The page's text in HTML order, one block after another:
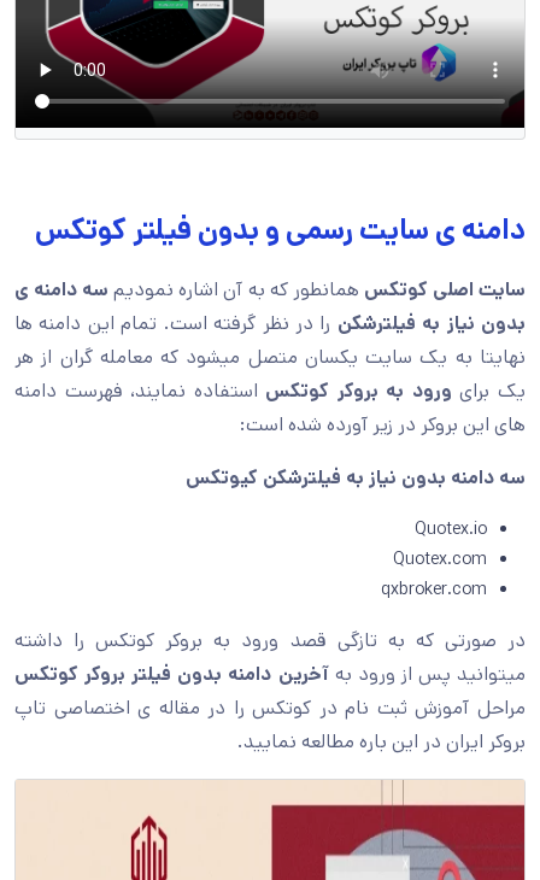
دامنه ی سایت رسمی و بدون فیلتر کوتکس
سایت اصلی کوتکس همانطور که به آن اشاره نمودیم سه دامنه ی
بدون نیاز به فیلترشکن را در نظر گرفته است. تمام این دامنه ها
نهایتا به یک سایت یکسان متصل میشود که معامله گران از هر
یک برای ورود به بروکر کوتکس استفاده نمایند، فهرست دامنه
های این بروکر در زیر آورده شده است:
سه دامنه بدون نیاز به فیلترشکن کیوتکس
Quotex.io
Quotex.com
qxbroker.com
در صورتی که به تازگی قصد ورود به بروکر کوتکس را داشته
میتوانید پس از ورود بهآخرین دامنه بدون فیلتر بروکر کوتکس
مراحل آموزش ثبت نام در کوتکس را در مقاله ی اختصاصی تاپ
بروکر ایران در این باره مطالعه نمایید.